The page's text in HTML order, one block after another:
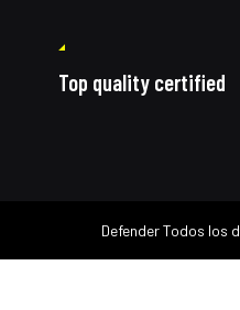
Top quality certified
DefenderTodos los